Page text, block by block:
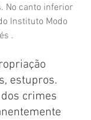
No canto inferior
Instituto Modo
.
estupros.
crimes